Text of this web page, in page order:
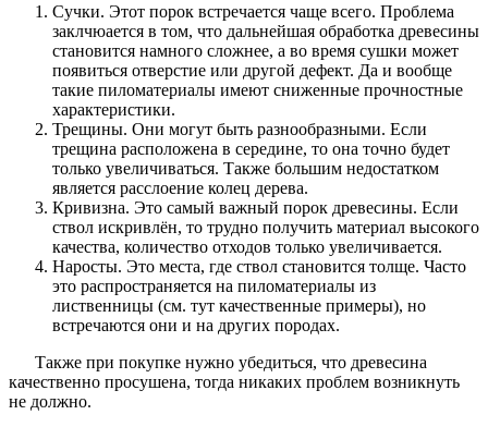
Сучки. Этот порок встречается чаще всего. Проблема
заклчюается в том, что дальнейшая обработка древесины
становится намного сложнее, а во время сушки может
появиться отверстие или другой дефект. Да и вообще
такие пиломатериалы имеют сниженные прочностные
характеристики.
Трещины. Они могут быть разнообразными. Если
трещина расположена в середине, то она точно будет
только увеличиваться. Также большим недостатком
является расслоение колец дерева.
Кривизна. Это самый важный порок древесины. Если
ствол искривлён, то трудно получить материал высокого
качества, количество отходов только увеличивается.
Наросты. Это места, где ствол становится толще. Часто
это распространяется на пиломатериалы из
лиственницы (см. тут качественные примеры), но
встречаются они и на других породах.
Также при покупке нужно убедиться, что древесина
качественно просушена, тогда никаких проблем возникнуть
не должно.